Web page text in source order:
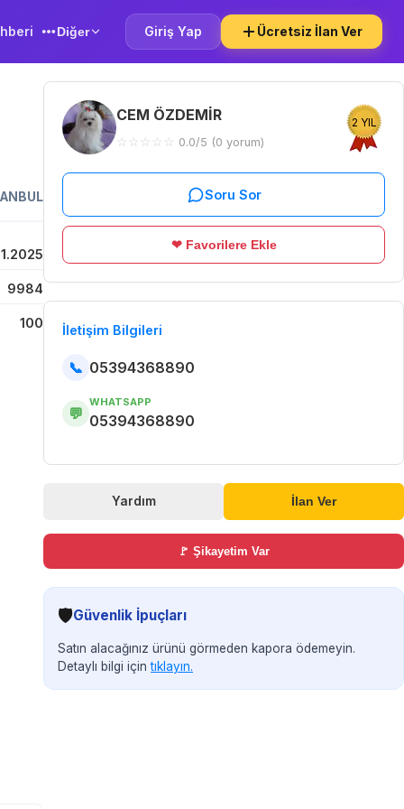
Diğer Giriş Yap Ücretsiz İlan Ver
9984
100
CEM ÖZDEMİR
☆ ☆ ☆ ☆ ☆ 0.0/5 (0 yorum)
2 YIL
Soru Sor
❤ Favorilere Ekle
İletişim Bilgileri
📞 05394368890
💬
WHATSAPP
05394368890
Yardım İlan Ver
🚩 Şikayetim Var
🛡️Güvenlik İpuçları
Satın alacağınız ürünü görmeden kapora ödemeyin.
Detaylı bilgi içintıklayın.